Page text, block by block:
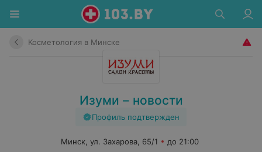
Косметология в Минске
Изуми – новости
Профиль подтвержден
Минск, ул. Захарова, 65/1
до 21:00